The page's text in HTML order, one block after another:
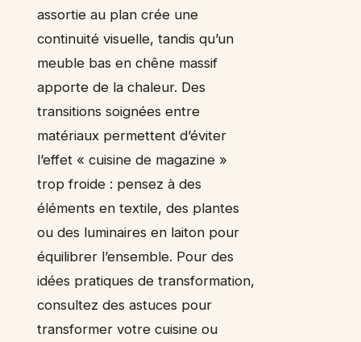
assortie au plan crée une
continuité visuelle, tandis qu’un
meuble bas en chêne massif
apporte de la chaleur. Des
transitions soignées entre
matériaux permettent d’éviter
l’effet « cuisine de magazine »
trop froide : pensez à des
éléments en textile, des plantes
ou des luminaires en laiton pour
équilibrer l’ensemble. Pour des
idées pratiques de transformation,
consultez des astuces pour
transformer votre cuisine ou